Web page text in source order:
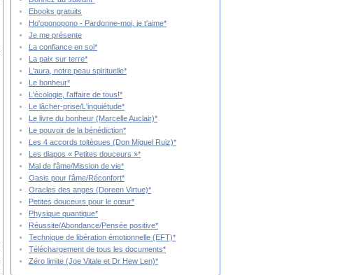
Ebooks gratuits
Ho'oponopono - Pardonne-moi, je t'aime*
Je me présente
La confiance en soi*
La paix sur terre*
L'aura, notre peau spirituelle*
Le bonheur*
L'écologie, l'affaire de tous!*
Le lâcher-prise/L'inquiétude*
Le livre du bonheur (Marcelle Auclair)*
Le pouvoir de la bénédiction*
Les 4 accords toltèques (Don Miguel Ruiz)*
Les diapos « Petites douceurs »*
Mal de l'âme/Mission de vie*
Oasis pour l'âme/Réconfort*
Oracles des anges (Doreen Virtue)*
Petites douceurs pour le cœur*
Physique quantique*
Réussite/Abondance/Pensée positive*
Technique de libération émotionnelle (EFT)*
Téléchargement de tous les documents*
Zéro limite (Joe Vitale et Dr Hew Len)*